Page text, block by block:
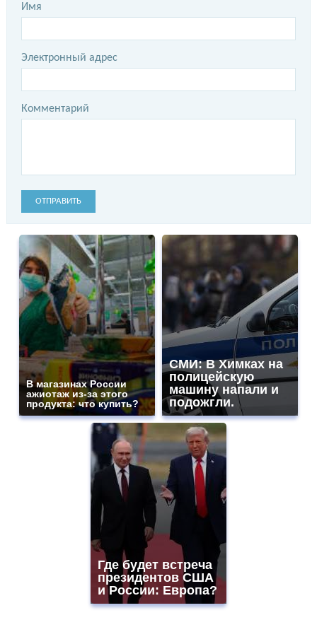
Имя
Электронный адрес
Комментарий
ОТПРАВИТЬ
В магазинах России
ажиотаж из-за этого
продукта: что купить?
СМИ: В Химках на
полицейскую
машину напали и
подожгли.
Где будет встреча
президентов США
и России: Европа?